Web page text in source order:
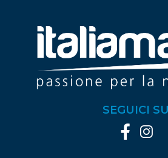
SEGUICI SU